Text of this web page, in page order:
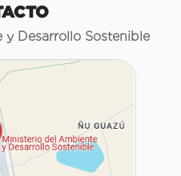
Desarrollo Sostenible